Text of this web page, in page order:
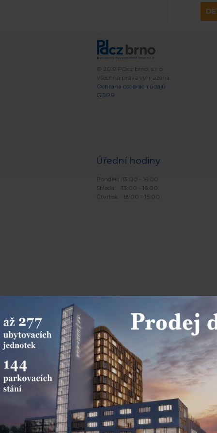
© 2019 PDcz brno, s.r.o.
Všechna práva vyhrazena
Ochrana osobních údajů
GDPR
Úřední hodiny
Pondělí: 13:00 - 16:00
Středa: 13:00 - 16:00
Čtvrtek: 13:00 - 16:00